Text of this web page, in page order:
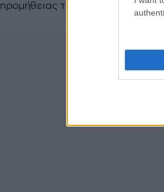
προμήθειας των υποβρυχίων.